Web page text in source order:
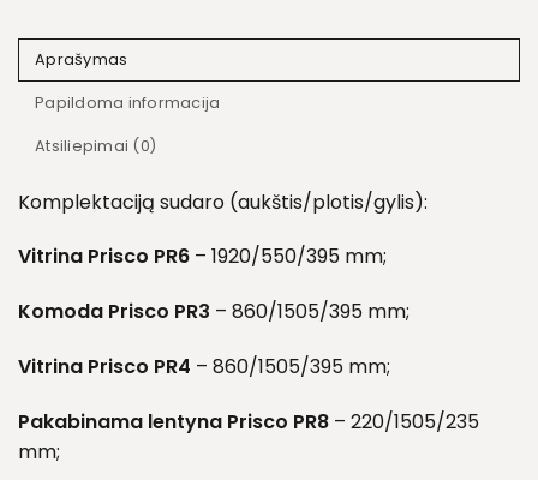
Aprašymas
Papildoma informacija
Atsiliepimai (0)
Komplektaciją sudaro (aukštis/plotis/gylis):
Vitrina Prisco PR6 – 1920/550/395 mm;
Komoda Prisco PR3 – 860/1505/395 mm;
Vitrina Prisco PR4 – 860/1505/395 mm;
Pakabinama lentyna Prisco PR8 – 220/1505/235
mm;